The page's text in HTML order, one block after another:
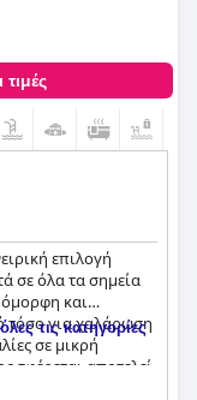
επιλογή
σε όλα τα σημεία
και
τόσο για χαλάρωση
σε μικρή
αποτελεί
γλυκών και
τις κατηγορίες